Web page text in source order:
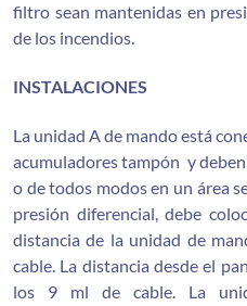
filtro sean mantenidas en
de los incendios.
INSTALACIONES
La unidad A de mando está
acumuladores tampón y
o de todos modos en un área
presión diferencial, debe
distancia de la unidad de
cable. La distancia desde el
los 9 ml de cable. La